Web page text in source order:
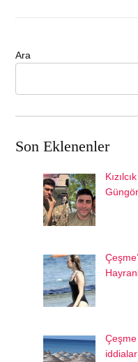
Ara
Son Eklenenler
Çeşme